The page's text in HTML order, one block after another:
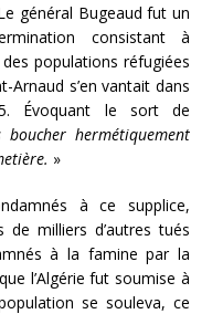
général Bugeaud fut un
consistant à
populations réfugiées
Arnaud s’en vantait dans
Évoquant le sort de
boucher hermétiquement
»
à ce supplice,
milliers d’autres tués
à la famine par la
l’Algérie fut soumise à
se souleva, ce